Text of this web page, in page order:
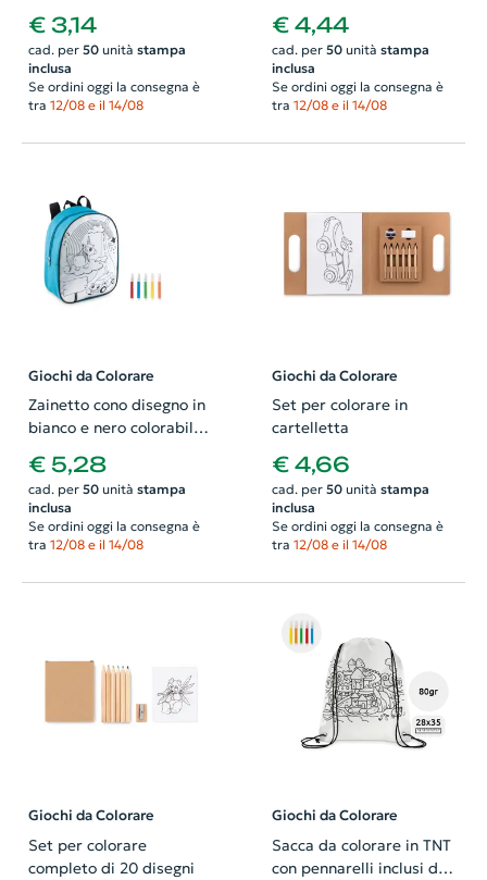
€ 3,14
cad. per 50unità stampa
inclusa
Se ordini oggi la consegna è
tra 12/08 e il 14/08
€ 4,44
cad. per 50unità stampa
inclusa
Se ordini oggi la consegna è
tra 12/08 e il 14/08
Giochi da Colorare
Zainetto cono disegno in
bianco e nero colorabile e
€ 5,28
cad. per 50unità stampa
inclusa
Se ordini oggi la consegna è
tra 12/08 e il 14/08
Giochi da Colorare
Set per colorare in
cartelletta
€ 4,66
cad. per 50unità stampa
inclusa
Se ordini oggi la consegna è
tra 12/08 e il 14/08
Giochi da Colorare
Set per colorare
completo di 20 disegni
Giochi da Colorare
Sacca da colorare in TNT
con pennarelli inclusi da